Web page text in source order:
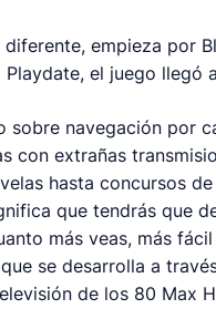
empieza por
el juego llegó
sobre navegación por
con extrañas
hasta concursos
que tendrás que
más veas, más
se desarrolla a
de los 80 Max